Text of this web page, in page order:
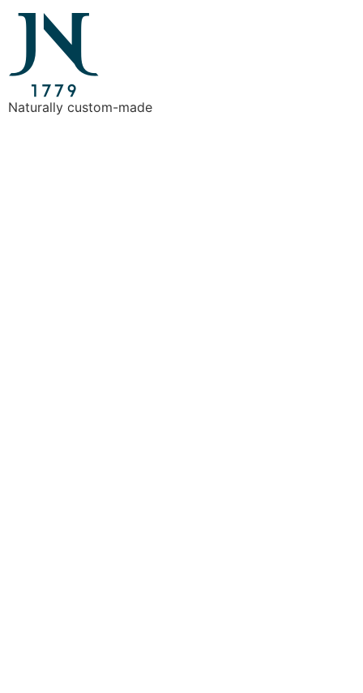
Naturally custom-made